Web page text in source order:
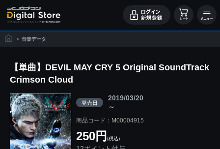
> 音楽データ
【単曲】DEVIL MAY CRY 5 Original SoundTrack
Crimson Cloud
発売日
2019/03/20
～
商品コード：M00004915
250円 (税込)